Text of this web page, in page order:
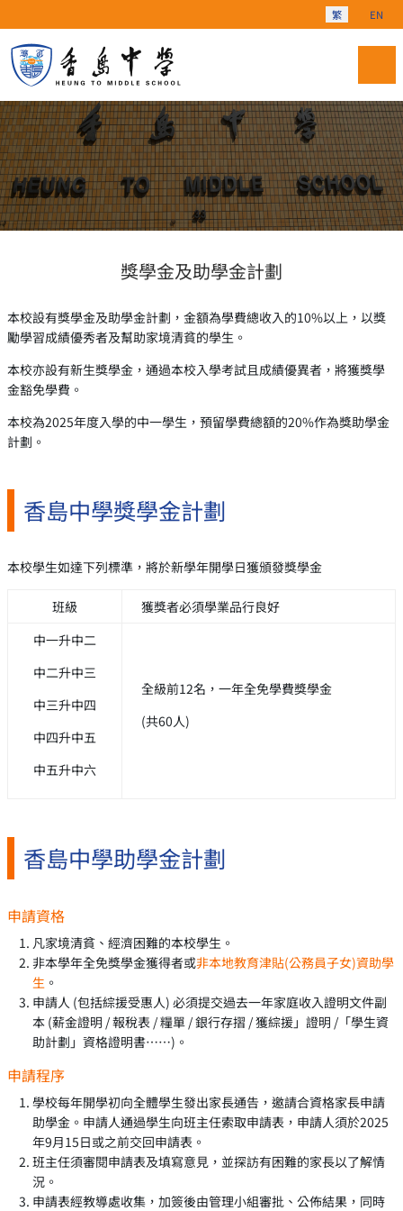
選擇你的語言
繁 EN
獎學金及助學金計劃
本校設有獎學金及助學金計劃，金額為學費總收入的10%以上，以獎
勵學習成績優秀者及幫助家境清貧的學生。
本校亦設有新生獎學金，通過本校入學考試且成績優異者，將獲獎學
金豁免學費。
本校為2025年度入學的中一學生，預留學費總額的20%作為獎助學金
計劃。
香島中學獎學金計劃
本校學生如達下列標準，將於新學年開學日獲頒發獎學金
班級
獲獎者必須學業品行良好
中一升中二
中二升中三
中三升中四
中四升中五
中五升中六
全級前12名，一年全免學費獎學金
(共60人)
香島中學助學金計劃
申請資格
凡家境清貧、經濟困難的本校學生。
非本學年全免獎學金獲得者或非本地教育津貼(公務員子女)資助學
生。
申請人 (包括綜援受惠人) 必須提交過去一年家庭收入證明文件副
本 (薪金證明 / 報稅表 / 糧單 / 銀行存摺 / 獲綜援」證明 /「學生資
助計劃」資格證明書……)。
申請程序
學校每年開學初向全體學生發出家長通告，邀請合資格家長申請
助學金。申請人通過學生向班主任索取申請表，申請人須於2025
年9月15日或之前交回申請表。
班主任須審閱申請表及填寫意見，並探訪有困難的家長以了解情
況。
申請表經教導處收集，加簽後由管理小組審批、公佈結果，同時